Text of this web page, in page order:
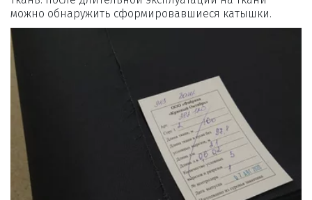
можно обнаружить сформировавшиеся катышки.